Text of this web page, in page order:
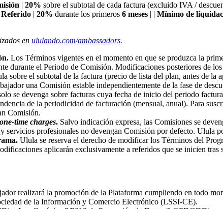
| 20% sobre el subtotal de cada factura (excluido IVA /
| 20% durante los primeros 6 meses | | Mínimo de
en ululando.com/ambassadors.
Los Términos vigentes en el momento en que se produzca la
durante el Periodo de Comisión. Modificaciones posteriores de
sobre el subtotal de la factura (precio de lista del plan, antes de
una Comisión estable independientemente de la fase de
se devenga sobre facturas cuya fecha de inicio del periodo
de la periodicidad de facturación (mensual, anual). Para
Comisión.
one-time charges. Salvo indicación expresa, las Comisiones se
servicios profesionales no devengan Comisión por defecto. Ulula
Ulula se reserva el derecho de modificar los Términos del
aplicarán exclusivamente a referidos que se inicien tras
realizará la promoción de la Plataforma cumpliendo en todo
de la Información y Comercio Electrónico (LSSI-CE).